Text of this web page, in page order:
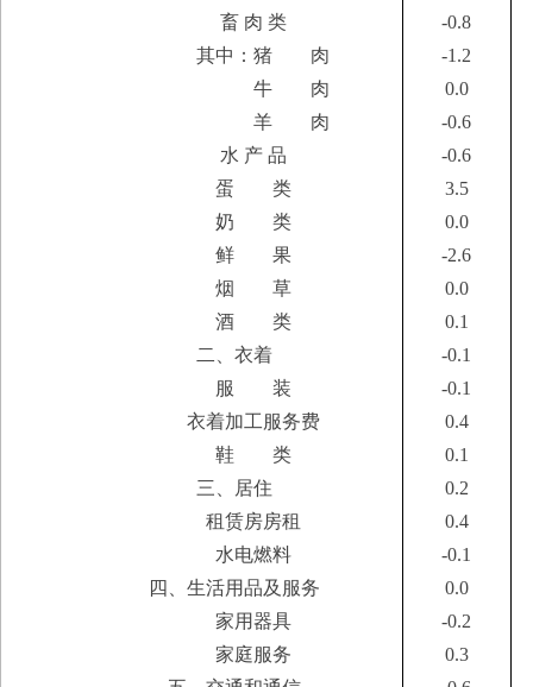
畜 肉 类
-0.8
其中：猪 肉
-1.2
牛 肉
0.0
羊 肉
-0.6
水 产 品
-0.6
蛋 类
3.5
奶 类
0.0
鲜 果
-2.6
烟 草
0.0
酒 类
0.1
二、衣着
-0.1
服 装
-0.1
衣着加工服务费
0.4
鞋 类
0.1
三、居住
0.2
租赁房房租
0.4
水电燃料
-0.1
四、生活用品及服务
0.0
家用器具
-0.2
家庭服务
0.3